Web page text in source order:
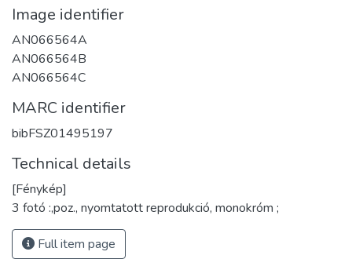
Image identifier
AN066564A
AN066564B
AN066564C
MARC identifier
bibFSZ01495197
Technical details
[Fénykép]
3 fotó :,poz., nyomtatott reprodukció, monokróm ;
Full item page